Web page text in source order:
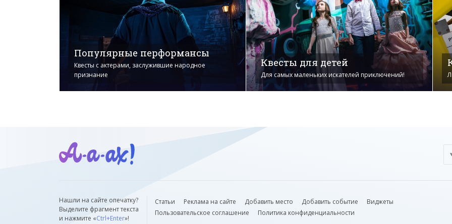
Популярные перформансы
Квесты с актерами, заслужившие народное
признание
Квесты для детей
Для самых маленьких искателей приключений!
Нашли на сайте опечатку?
Выделите фрагмент текста
и нажмите «Ctrl+Enter»!
Статьи Реклама на сайте Добавить место Добавить событие
Виджеты
Пользовательское соглашение
Политика конфиденциальности